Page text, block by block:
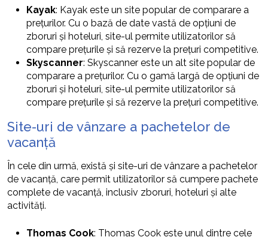
Kayak: Kayak este un site popular de comparare a
prețurilor. Cu o bază de date vastă de opțiuni de
zboruri și hoteluri, site-ul permite utilizatorilor să
compare prețurile și să rezerve la prețuri competitive.
Skyscanner: Skyscanner este un alt site popular de
comparare a prețurilor. Cu o gamă largă de opțiuni de
zboruri și hoteluri, site-ul permite utilizatorilor să
compare prețurile și să rezerve la prețuri competitive.
Site-uri de vânzare a pachetelor de
vacanță
În cele din urmă, există și site-uri de vânzare a pachetelor
de vacanță, care permit utilizatorilor să cumpere pachete
complete de vacanță, inclusiv zboruri, hoteluri și alte
activități.
Thomas Cook: Thomas Cook este unul dintre cele